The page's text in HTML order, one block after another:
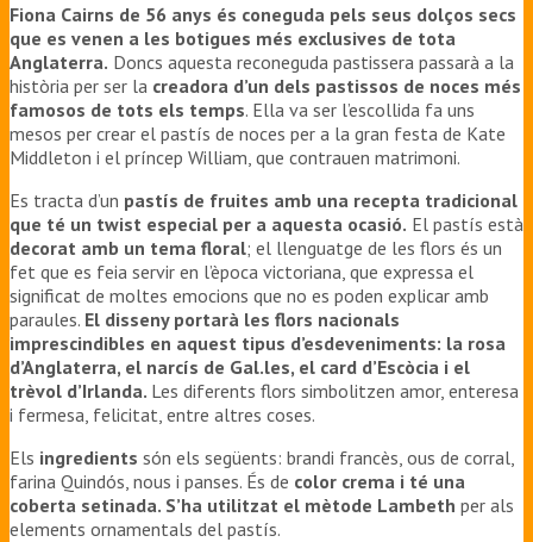
Fiona Cairns de 56 anys és coneguda pels seus dolços secs
que es venen a les botigues més exclusives de tota
Anglaterra. Doncs aquesta reconeguda pastissera passarà a la
història per ser la creadora d’un dels pastissos de noces més
famosos de tots els temps. Ella va ser l’escollida fa uns
mesos per crear el pastís de noces per a la gran festa de Kate
Middleton i el príncep William, que contrauen matrimoni.
Es tracta d’un pastís de fruites amb una recepta tradicional
que té un twist especial per a aquesta ocasió. El pastís està
decorat amb un tema floral; el llenguatge de les flors és un
fet que es feia servir en l’època victoriana, que expressa el
significat de moltes emocions que no es poden explicar amb
paraules. El disseny portarà les flors nacionals
imprescindibles en aquest tipus d’esdeveniments: la rosa
d’Anglaterra, el narcís de Gal.les, el card d’Escòcia i el
trèvol d’Irlanda. Les diferents flors simbolitzen amor, enteresa
i fermesa, felicitat, entre altres coses.
Els ingredients són els següents: brandi francès, ous de corral,
farina Quindós, nous i panses. És de color crema i té una
coberta setinada. S’ha utilitzat el mètode Lambeth per als
elements ornamentals del pastís.